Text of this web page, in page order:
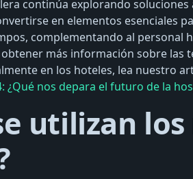
continúa explorando
en elementos esenciales
complementando al personal
más información sobre las
en los hoteles, lea nuestro
¿Qué nos depara el futuro de la
utilizan